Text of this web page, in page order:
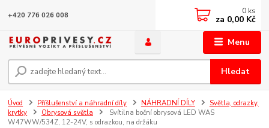
Menu
Hledat
+420 776 026 008 0 ks
za 0,00 Kč
Úvod Příšlušenství a náhradní díly NÁHRADNÍ DÍLY
Světla, odrazky,
krytky
Obrysová světla
Svítilna boční obrysová LED WAS
W47WW/534Z, 12-24V, s odrazkou, na držáku